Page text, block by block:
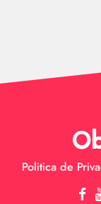
Politica de